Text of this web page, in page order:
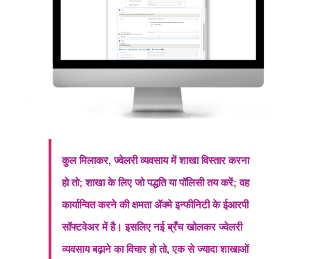
कुल मिलाकर, ज्वेलरी व्यवसाय में शाखा विस्तार करना
हो तो; शाखा के लिए जो पद्धति या पॉलिसी तय करें; वह
कार्यान्वित करने की क्षमता ॲक्मे इन्फीनिटी के ईआरपी
सॉफ्टवेअर में है। इसलिए नई ब्रँच खोलकर ज्वेलरी
व्यवसाय बढ़ाने का विचार हो तो, एक से ज्यादा शाखाओं